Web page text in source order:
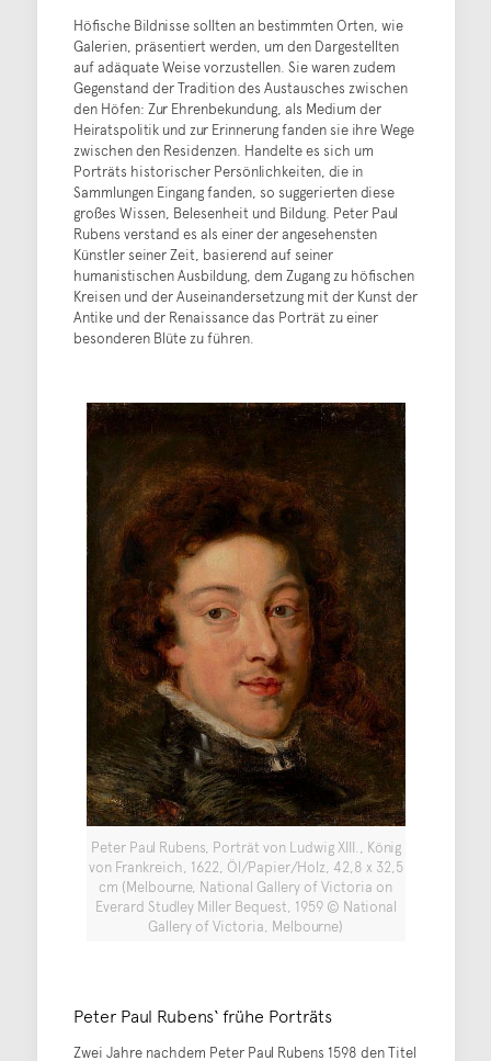
Höfische Bildnisse sollten an bestimmten Orten, wie
Galerien, präsentiert werden, um den Dargestellten
auf adäquate Weise vorzustellen. Sie waren zudem
Gegenstand der Tradition des Austausches zwischen
den Höfen: Zur Ehrenbekundung, als Medium der
Heiratspolitik und zur Erinnerung fanden sie ihre Wege
zwischen den Residenzen. Handelte es sich um
Porträts historischer Persönlichkeiten, die in
Sammlungen Eingang fanden, so suggerierten diese
großes Wissen, Belesenheit und Bildung. Peter Paul
Rubens verstand es als einer der angesehensten
Künstler seiner Zeit, basierend auf seiner
humanistischen Ausbildung, dem Zugang zu höfischen
Kreisen und der Auseinandersetzung mit der Kunst der
Antike und der Renaissance das Porträt zu einer
besonderen Blüte zu führen.
Peter Paul Rubens, Porträt von Ludwig XIII., König
von Frankreich, 1622, Öl/Papier/Holz, 42,8 x 32,5
cm (Melbourne, National Gallery of Victoria on
Everard Studley Miller Bequest, 1959 © National
Gallery of Victoria, Melbourne)
Peter Paul Rubens‘ frühe Porträts
Zwei Jahre nachdem Peter Paul Rubens 1598 den Titel